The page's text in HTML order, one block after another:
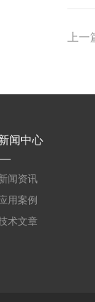
上一
闻中心
闻资讯
用案例
术文章